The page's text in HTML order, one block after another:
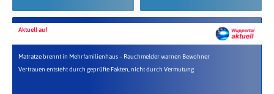
Aktuell auf
Matratze brennt in Mehrfamilienhaus – Rauchmelder warnen Bewohner
Vertrauen entsteht durch geprüfte Fakten, nicht durch Vermutung